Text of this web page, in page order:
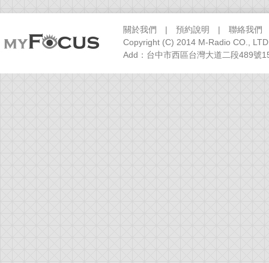
關於我們 | 預約說明 | 聯絡我們
Copyright (C) 2014 M-Radio CO.,
Add：台中市西區台灣大道二段489